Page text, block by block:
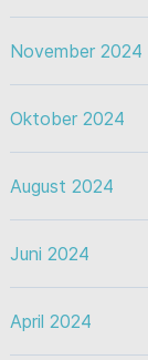
November 2024
Oktober 2024
August 2024
Juni 2024
April 2024